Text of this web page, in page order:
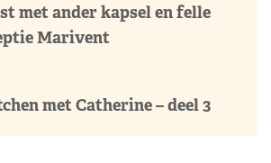
met ander kapsel en felle
Marivent
met Catherine – deel 3